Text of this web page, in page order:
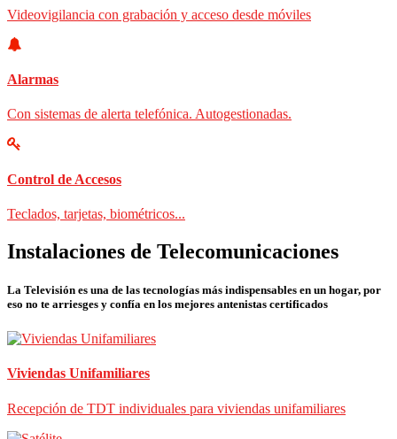
Videovigilancia con grabación y acceso desde móviles
Alarmas
Con sistemas de alerta telefónica. Autogestionadas.
Control de Accesos
Teclados, tarjetas, biométricos...
Instalaciones de Telecomunicaciones
La Televisión es una de las tecnologías más indispensables en un hogar, por
eso no te arriesges y confía en los mejores antenistas certificados
Viviendas Unifamiliares
Recepción de TDT individuales para viviendas unifamiliares